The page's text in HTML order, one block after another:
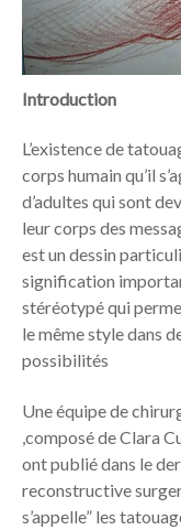
Introduction
L’existence de
corps humain qu’il
d’adultes qui sont
leur corps des
est un dessin
signification
stéréotypé qui
le même style dans
possibilités
Une équipe de
,composé de Clara
ont publié dans le
reconstructive
s’appelle” les